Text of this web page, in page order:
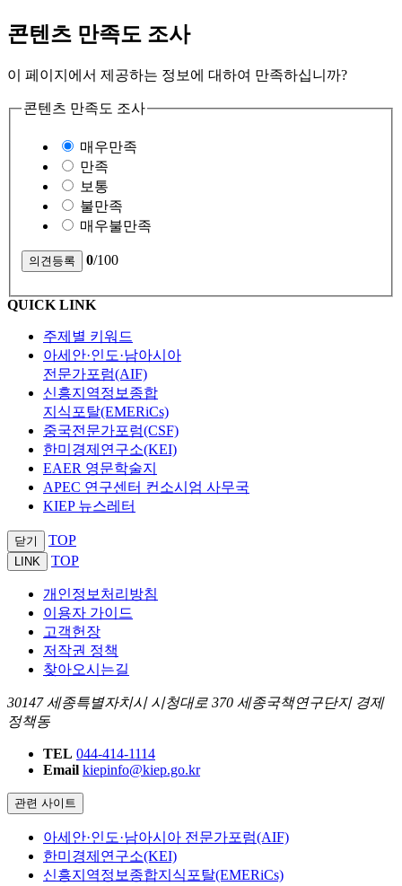
콘텐츠 만족도 조사
이 페이지에서 제공하는 정보에 대하여 만족하십니까?
콘텐츠 만족도 조사
매우만족
만족
보통
불만족
매우불만족
0/100
QUICK LINK
주제별 키워드
아세안·인도·남아시아
전문가포럼(AIF)
신흥지역정보종합
지식포탈(EMERiCs)
중국전문가포럼(CSF)
한미경제연구소(KEI)
EAER 영문학술지
APEC 연구센터 컨소시엄 사무국
KIEP 뉴스레터
닫기 TOP
LINK TOP
개인정보처리방침
이용자 가이드
고객헌장
저작권 정책
찾아오시는길
30147 세종특별자치시 시청대로 370 세종국책연구단지 경제
정책동
TEL 044-414-1114
Email kiepinfo@kiep.go.kr
관련 사이트
아세안·인도·남아시아 전문가포럼(AIF)
한미경제연구소(KEI)
신흥지역정보종합지식포탈(EMERiCs)